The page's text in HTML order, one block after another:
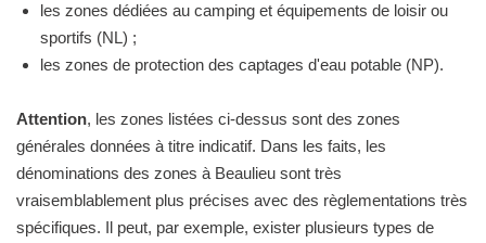
les zones dédiées au camping et équipements de loisir ou
sportifs (NL) ;
les zones de protection des captages d'eau potable (NP).
Attention, les zones listées ci-dessus sont des zones
générales données à titre indicatif. Dans les faits, les
dénominations des zones à Beaulieu sont très
vraisemblablement plus précises avec des règlementations très
spécifiques. Il peut, par exemple, exister plusieurs types de